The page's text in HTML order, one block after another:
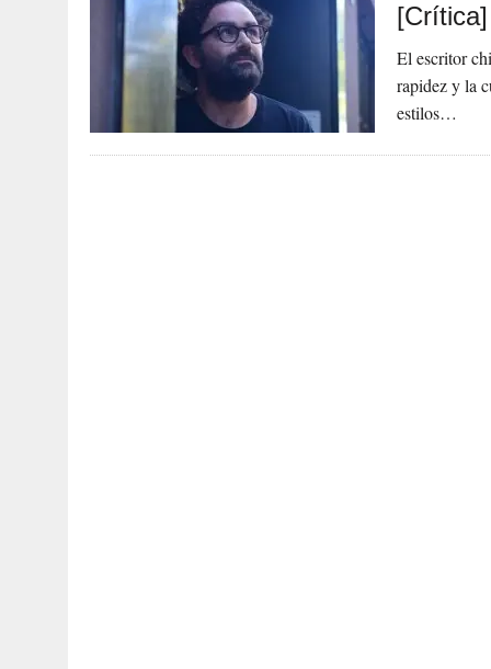
El escritor
rapidez y la
estilos…